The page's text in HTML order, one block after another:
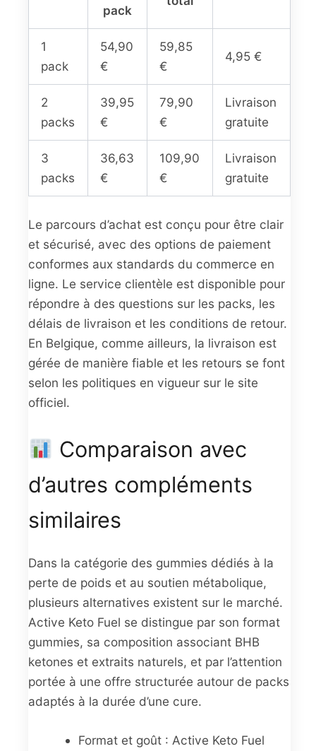
pack
1
pack
54,90
€
59,85
€
4,95 €
2
packs
39,95
€
79,90
€
Livraison
gratuite
3
packs
36,63
€
109,90
€
Livraison
gratuite
Le parcours d’achat est conçu pour être clair
et sécurisé, avec des options de paiement
conformes aux standards du commerce en
ligne. Le service clientèle est disponible pour
répondre à des questions sur les packs, les
délais de livraison et les conditions de retour.
En Belgique, comme ailleurs, la livraison est
gérée de manière fiable et les retours se font
selon les politiques en vigueur sur le site
officiel.
Comparaison avec
d’autres compléments
similaires
Dans la catégorie des gummies dédiés à la
perte de poids et au soutien métabolique,
plusieurs alternatives existent sur le marché.
Active Keto Fuel se distingue par son format
gummies, sa composition associant BHB
ketones et extraits naturels, et par l’attention
portée à une offre structurée autour de packs
adaptés à la durée d’une cure.
Format et goût : Active Keto Fuel